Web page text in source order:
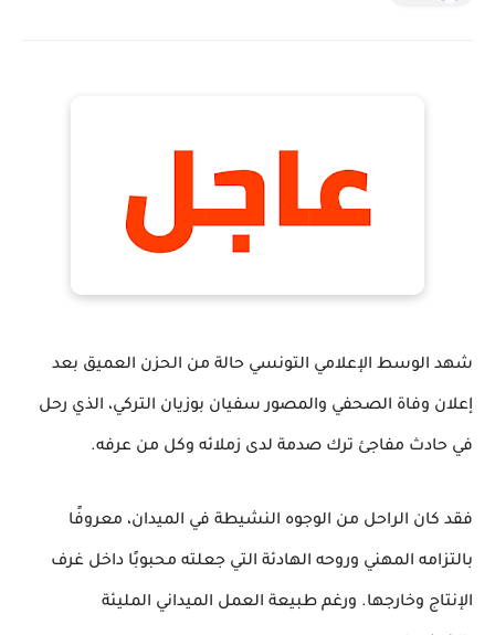
شهد الوسط الإعلامي التونسي حالة من الحزن العميق بعد
إعلان وفاة الصحفي والمصور سفيان بوزيان التركي، الذي رحل
في حادث مفاجئ ترك صدمة لدى زملائه وكل من عرفه.
فقد كان الراحل من الوجوه النشيطة في الميدان، معروفًا
بالتزامه المهني وروحه الهادئة التي جعلته محبوبًا داخل غرف
الإنتاج وخارجها. ورغم طبيعة العمل الميداني المليئة